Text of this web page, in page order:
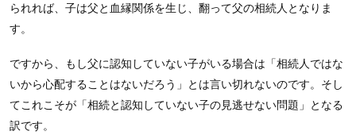
られれば、子は父と血縁関係を生じ、翻って父の相続人となりま
す。
ですから、もし父に認知していない子がいる場合は「相続人ではな
いから心配することはないだろう」とは言い切れないのです。そし
てこれこそが「相続と認知していない子の見逃せない問題」となる
訳です。